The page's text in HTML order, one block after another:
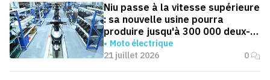
Niu passe à la vitesse supérieure
: sa nouvelle usine pourra
produire jusqu'à 300 000 deux-
roues électriques par an
Moto électrique
21 juillet 2026
0